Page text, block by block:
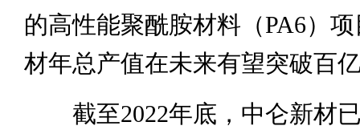
的高性能聚酰胺材料（PA6）
材年总产值在未来有望突破百
截至2022年底，中仑新材已